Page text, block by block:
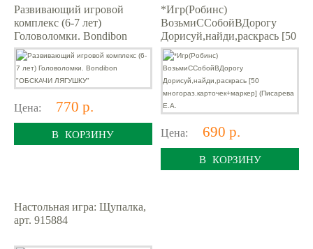
Развивающий игровой
комплекс (6-7 лет)
Головоломки. Bondibon
"ОБСКАЧИ ЛЯГУШКУ"
Цена: 770 р.
В КОРЗИНУ
*Игр(Робинс)
ВозьмиССобойВДорогу
Дорисуй,найди,раскрась [50
многораз.карточек+маркер]
(Писарева Е.А.
Цена: 690 р.
В КОРЗИНУ
Настольная игра: Щупалка,
арт. 915884